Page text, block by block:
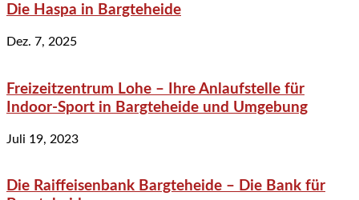
Die Haspa in Bargteheide
Dez. 7, 2025
Freizeitzentrum Lohe – Ihre Anlaufstelle für
Indoor-Sport in Bargteheide und Umgebung
Juli 19, 2023
Die Raiffeisenbank Bargteheide – Die Bank für